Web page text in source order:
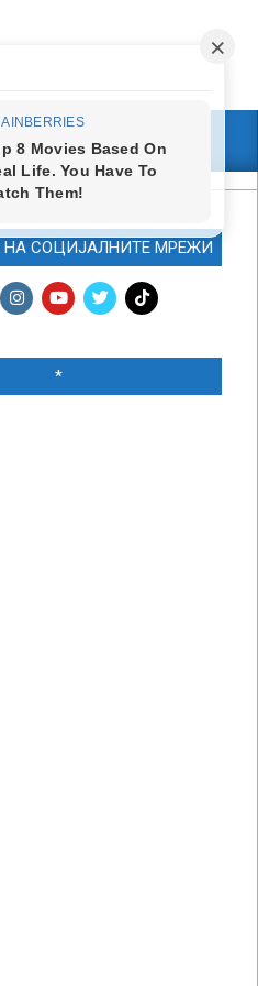
НА СОЦИЈАЛНИТЕ МРЕЖИ
*